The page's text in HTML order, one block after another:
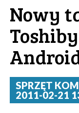
Nowy
SPRZĘT
2011-02-21